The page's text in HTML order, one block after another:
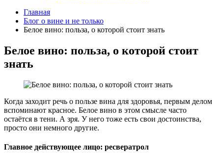
Главная
Блог о вине и не только
Белое вино: польза, о которой стоит знать
Белое вино: польза, о которой стоит
знать
Когда заходит речь о пользе вина для здоровья, первым делом
вспоминают красное. Белое вино в этом смысле часто
остаётся в тени. А зря. У него тоже есть свои достоинства,
просто они немного другие.
Главное действующее лицо: ресвератрол